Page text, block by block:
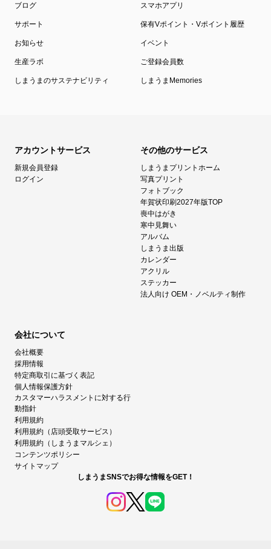
ブログ スマホアプリ
サポート 保有Vポイント・Vポイント履歴
お知らせ イベント
生産ラボ ご登録会員数
しまうまのサステナビリティ しまうまMemories
アカウントサービス
新規会員登録
ログイン
その他のサービス
しまうまプリントホーム
写真プリント
フォトブック
年賀状印刷2027年版TOP
喪中はがき
寒中見舞い
アルバム
しまうま出版
カレンダー
アクリル
ステッカー
法人向け OEM・ノベルティ制作
会社について
会社概要
採用情報
特定商取引に基づく表記
個人情報保護方針
カスタマーハラスメントに対する行
動指針
利用規約
利用規約（店頭受取サービス）
利用規約（しまうまマルシェ）
コンテンツポリシー
サイトマップ
しまうまSNSでお得な情報をGET！